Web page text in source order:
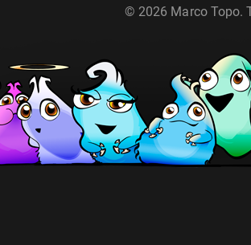
© 2026 Marco Topo.